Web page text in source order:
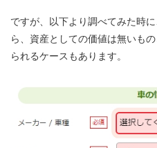
ですが、以下より調べてみた時
ら、資産としての価値は無いも
られるケースもあります。